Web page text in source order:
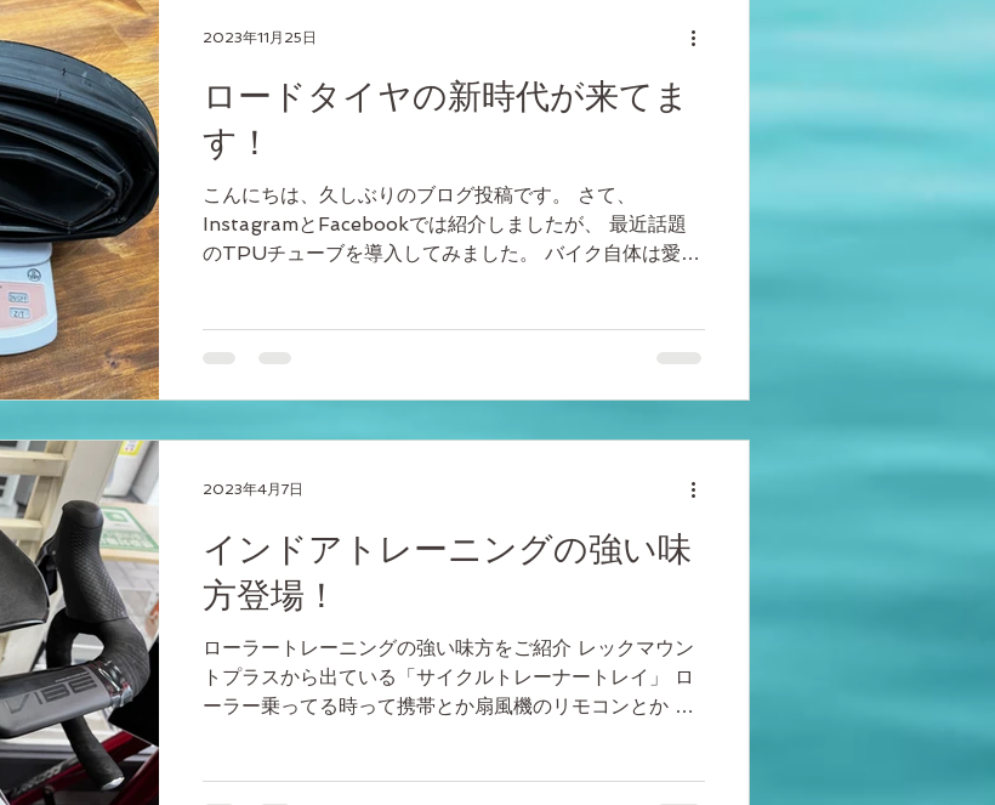
ロードタイヤの新時代が来てま
す！
こんにちは、久しぶりのブログ投稿です。 さて、
InstagramとFacebookでは紹介しましたが、 最近話題
のTPUチューブを導入してみました。 バイク自体は愛用
2023年11月25日
インドアトレーニングの強い味
方登場！
ローラートレーニングの強い味方をご紹介 レックマウン
トプラスから出ている「サイクルトレーナートレイ」 ロ
ーラー乗ってる時って携帯とか扇風機のリモコンとか 小
2023年4月7日